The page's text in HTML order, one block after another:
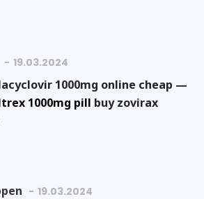
19.03.2024
1000mg online cheap —
1000mg pill buy zovirax
19.03.2024